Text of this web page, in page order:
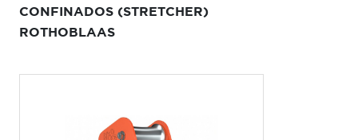
CONFINADOS (STRETCHER)
ROTHOBLAAS